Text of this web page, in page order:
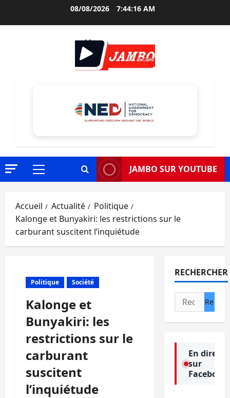
08/08/2026 7:44:17 AM
Menu
JAMBO SUR YOUTUBE
Accueil Actualité
Politique
Kalonge et Bunyakiri: les restrictions sur le
carburant suscitent l’inquiétude
Politique Société
Kalonge et
Bunyakiri: les
restrictions sur le
carburant
suscitent
l’inquiétude
RECHERCHER
Rechercher :
En direct
sur
Facebook